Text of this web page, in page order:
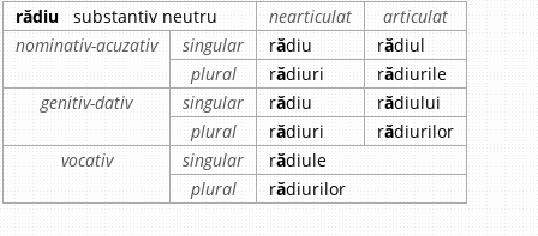
rădiu substantiv neutru nearticulat
articulat
nominativ-acuzativ
singular rădiu rădiul
plural
rădiuri rădiurile
genitiv-dativ
singular rădiu rădiului
plural
rădiuri rădiurilor
vocativ
singular rădiule
plural
rădiurilor